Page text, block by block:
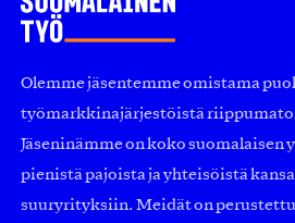
Olemme jäsentemme omistama
työmarkkinajärjestöistä
Jäseninämme on koko suomalaisen
pienistä pajoista ja yhteisöistä
suuryrityksiin. Meidät on